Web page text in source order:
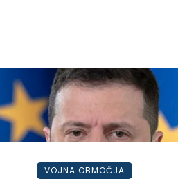
VOJNA OBMOČJA